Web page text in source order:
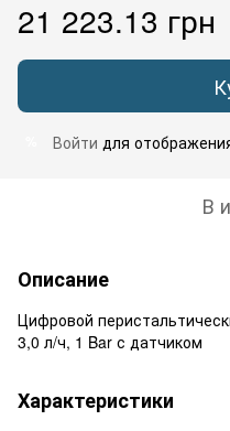
21 223.13 грн
Войти для
В
Описание
Цифровой
3,0 л/ч, 1 Bar с датчиком
Характеристики